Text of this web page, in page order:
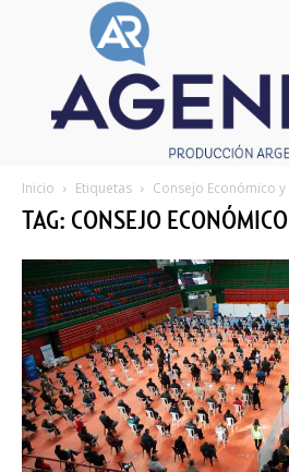
Inicio Etiquetas Consejo Económico y
TAG: CONSEJO